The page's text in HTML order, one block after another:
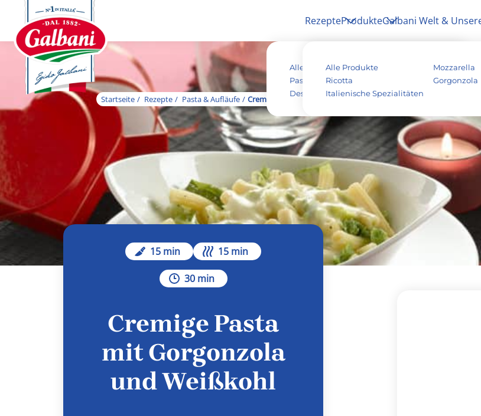
Rezepte
Alle Rezepte Antipasti
Pasta & Aufläufe
Dessert
Tiramisu Vegetarisch
Produkte
Alle Produkte Mozzarella
Ricotta
Gorgonzola
Italienische Spezialitäten
Galbani Welt &
Startseite Rezepte Pasta & Aufläufe Cremige Pasta mit Gorgonzola und Weißkohl
15 min 15 min
30 min
Cremige Pasta
mit Gorgonzola
und Weißkohl